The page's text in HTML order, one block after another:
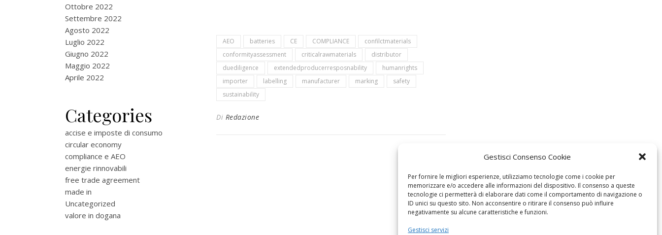
Gestisci Consenso Cookie
Per fornire le migliori esperienze, utilizziamo tecnologie come i cookie per
memorizzare e/o accedere alle informazioni del dispositivo. Il consenso a queste
tecnologie ci permetterà di elaborare dati come il comportamento di navigazione o
ID unici su questo sito. Non acconsentire o ritirare il consenso può influire
negativamente su alcune caratteristiche e funzioni.
Gestisci servizi
Ottobre 2022
Settembre 2022
Agosto 2022
Luglio 2022
Giugno 2022
Maggio 2022
Aprile 2022
Categories
accise e imposte di consumo
circular economy
compliance e AEO
energie rinnovabili
free trade agreement
made in
Uncategorized
valore in dogana
AEO batteries CE COMPLIANCE
confilctmaterials
conformityassessment
criticalrawmaterials
distributor
duediligence
extendedproducerresposnability
humanrights
importer
labelling manufacturer marking
safety
sustainability
Di Redazione